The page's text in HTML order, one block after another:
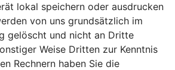
lokal speichern oder ausdrucken
von uns grundsätzlich im
gelöscht und nicht an Dritte
Weise Dritten zur Kenntnis
Rechnern haben Sie die